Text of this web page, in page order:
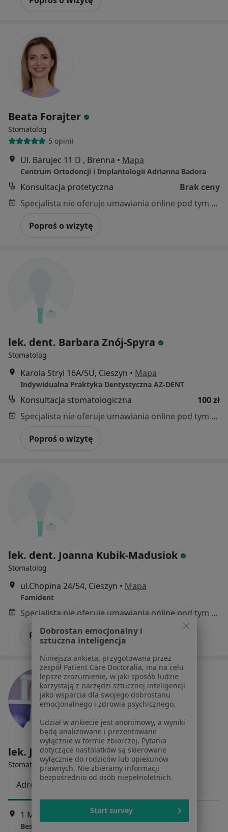
Beata Forajter
Stomatolog
5 opinii
Ul. Barujec 11 D , Brenna • Mapa
Centrum Ortodoncji i Implantologii Adrianna Badora
Konsultacja protetyczna
Brak ceny
Specjalista nie oferuje umawiania online pod tym adresem.
Poproś o wizytę
lek. dent. Barbara Znój-Spyra
Stomatolog
Karola Stryi 16A/5U, Cieszyn • Mapa
Indywidualna Praktyka Dentystyczna AZ-DENT
Konsultacja stomatologiczna
100 zł
Specjalista nie oferuje umawiania online pod tym adresem.
Poproś o wizytę
lek. dent. Joanna Kubik-Madusiok
Stomatolog
ul.Chopina 24/54, Cieszyn • Mapa
Famident
Specjalista nie oferuje umawiania online pod tym adresem.
Poproś o wizytę
lek. Joanna Wasilewska-Tomica
Stomatolog, Ortodonta·Więcej
Adres 1
1 Maja 48, Wisła Mapa
Beskidzkie Centrum Stomatologii
Dobrostan emocjonalny i
sztuczna inteligencja
Niniejsza ankieta, przygotowana przez
zespół Patient Care Doctoralia, ma na celu
lepsze zrozumienie, w jaki sposób ludzie
korzystają z narzędzi sztucznej inteligencji
jako wsparcia dla swojego dobrostanu
emocjonalnego i zdrowia psychicznego.
Udział w ankiecie jest anonimowy, a wyniki
będą analizowane i prezentowane
wyłącznie w formie zbiorczej. Pytania
dotyczące nastolatków są skierowane
wyłącznie do rodziców lub opiekunów
prawnych. Nie zbieramy informacji
bezpośrednio od osób niepełnoletnich.
Start survey